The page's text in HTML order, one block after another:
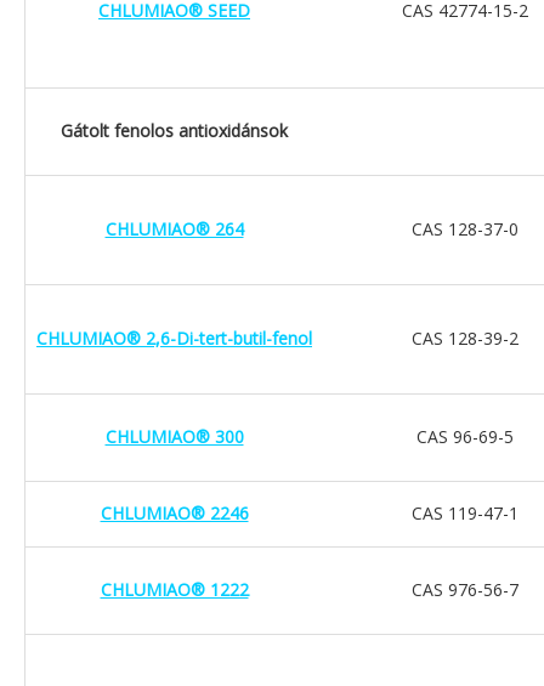
CHLUMIAO® SEED CAS 42774-15-2
Gátolt fenolos antioxidánsok
CHLUMIAO® 264 CAS 128-37-0
CHLUMIAO® 2,6-Di-tert-butil-fenol CAS 128-39-2
CHLUMIAO® 300 CAS 96-69-5
CHLUMIAO® 2246 CAS 119-47-1
CHLUMIAO® 1222 CAS 976-56-7